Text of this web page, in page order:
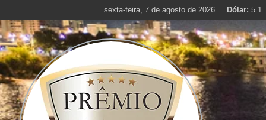
to
content
sexta-feira, 7 de agosto de 2026 Dólar: 5.1